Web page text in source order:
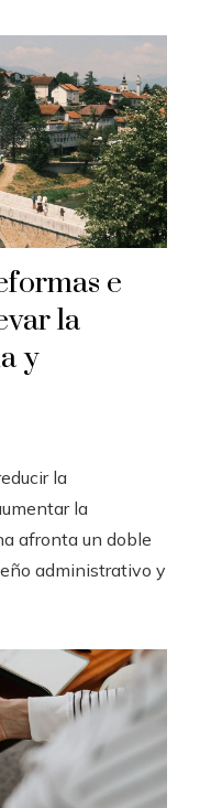
e
la
y
la
la
afronta un doble
administrativo y